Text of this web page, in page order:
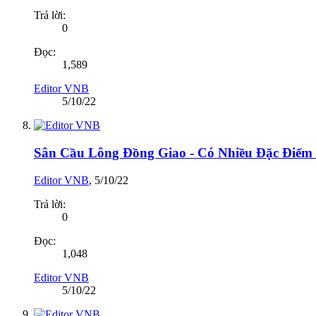
Trả lời:
0
Đọc:
1,589
Editor VNB
5/10/22
Sân Cầu Lông Đồng Giao - Có Nhiều Đặc
Editor VNB, 5/10/22
Trả lời:
0
Đọc:
1,048
Editor VNB
5/10/22